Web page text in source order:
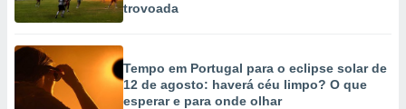
trovoada
Tempo em Portugal para o eclipse solar de
12 de agosto: haverá céu limpo? O que
esperar e para onde olhar